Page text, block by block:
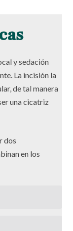
y sedación
La incisión la
de tal manera
una cicatriz
dos
en los